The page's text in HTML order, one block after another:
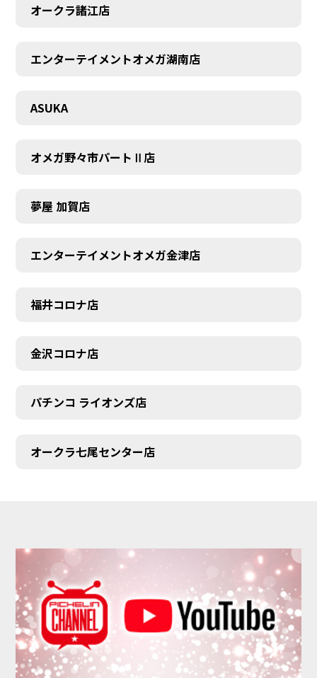
オークラ諸江店
エンターテイメントオメガ湖南店
ASUKA
オメガ野々市パートⅡ店
夢屋 加賀店
エンターテイメントオメガ金津店
福井コロナ店
金沢コロナ店
パチンコ ライオンズ店
オークラ七尾センター店